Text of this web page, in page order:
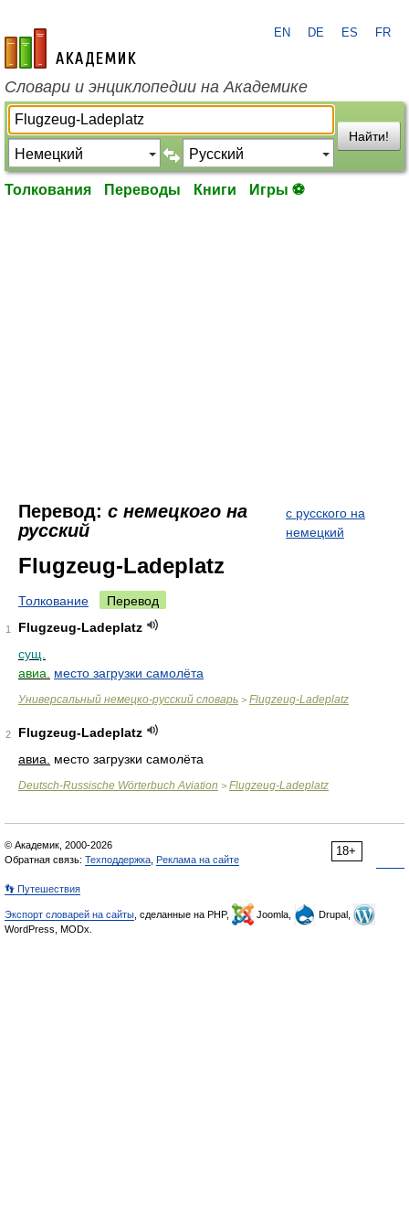
academic.ru
EN DE ES FR
Словари и энциклопедии на Академике
Найти!
Толкования Переводы Книги Игры ⚽
Перевод: с немецкого на
русский
с русского на
немецкий
Flugzeug-Ladeplatz
Толкование Перевод
1
Flugzeug-Ladeplatz
сущ.
авиа.
место загрузки самолёта
Универсальный немецко-русский словарь > Flugzeug-Ladeplatz
2
Flugzeug-Ladeplatz
авиа.
место загрузки самолёта
Deutsch-Russische Wörterbuch Aviation > Flugzeug-Ladeplatz
18+
© Академик, 2000-2026
Обратная связь: Техподдержка Реклама на сайте
👣 Путешествия
Экспорт словарей на сайты , сделанные на PHP, Joomla,
Drupal,
WordPress, MODx.